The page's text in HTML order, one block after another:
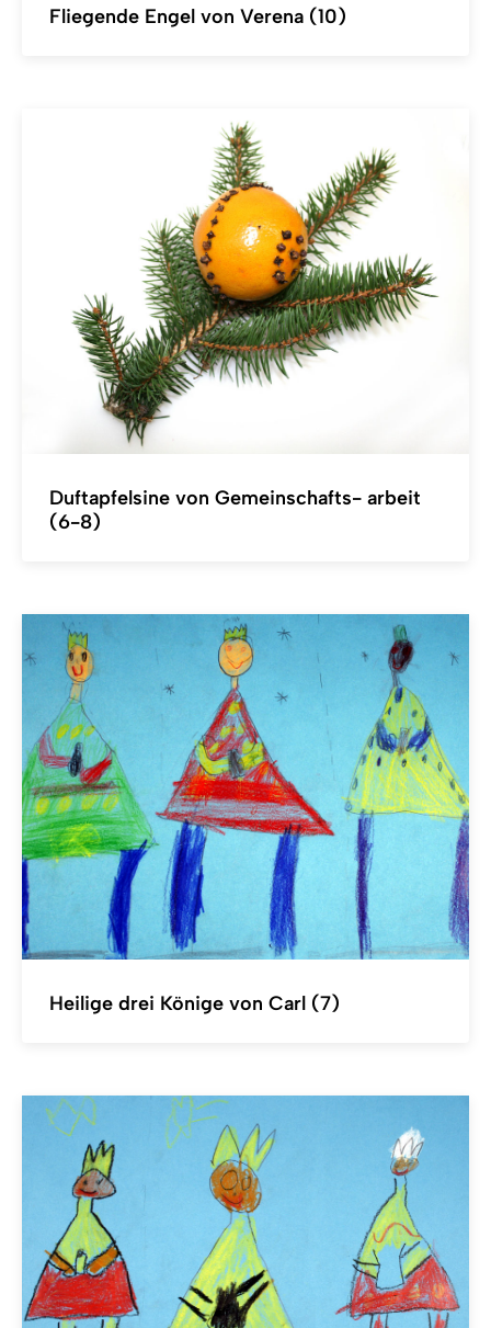
Fliegende Engel von Verena (10)
Duftapfelsine von Gemeinschafts- arbeit
(6-8)
Heilige drei Könige von Carl (7)